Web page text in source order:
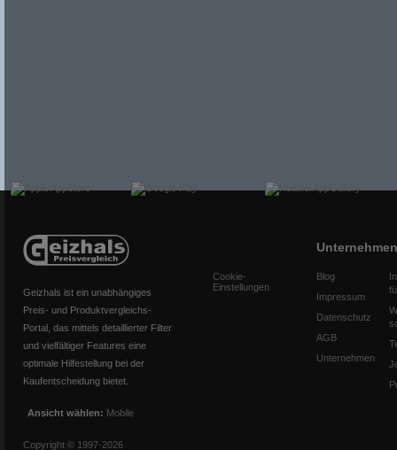
Geizhals ist ein unabhängiges
Preis- und Produktvergleichs-
Portal, das mittels detaillierter Filter
und vielfältiger Features eine
optimale Hilfestellung bei der
Kaufentscheidung bietet.
Ansicht wählen: Mobile
Copyright © 1997-2026
Cookie-
Einstellungen
Unternehmen
Blog
Impressum
Datenschutz
AGB
Unternehmen